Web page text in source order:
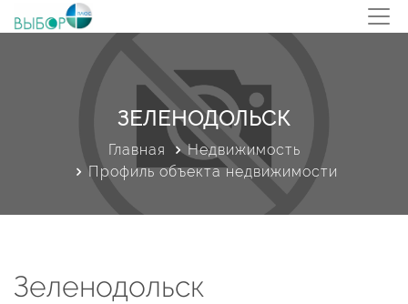
ЗЕЛЕНОДОЛЬСК
Главная
Недвижимость
Профиль объекта недвижимости
Зеленодольск